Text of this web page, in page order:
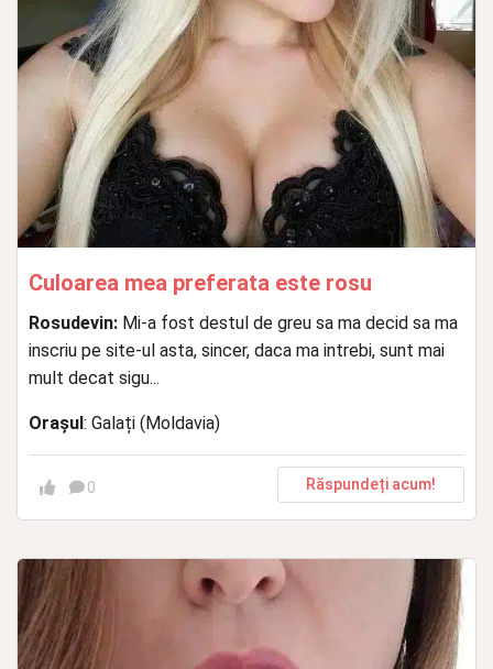
Culoarea mea preferata este rosu
Rosudevin: Mi-a fost destul de greu sa ma decid sa ma
inscriu pe site-ul asta, sincer, daca ma intrebi, sunt mai
mult decat sigu...
Orașul: Galați (Moldavia)
0 Răspundeți acum!